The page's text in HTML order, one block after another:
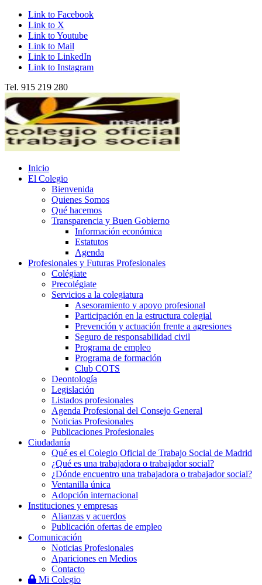
Link to Facebook
Link to X
Link to Youtube
Link to Mail
Link to LinkedIn
Link to Instagram
Tel. 915 219 280
Inicio
El Colegio
Bienvenida
Quienes Somos
Qué hacemos
Transparencia y Buen Gobierno
Información económica
Estatutos
Agenda
Profesionales y Futuras Profesionales
Colégiate
Precolégiate
Servicios a la colegiatura
Asesoramiento y apoyo profesional
Participación en la estructura colegial
Prevención y actuación frente a agresiones
Seguro de responsabilidad civil
Programa de empleo
Programa de formación
Club COTS
Deontología
Legislación
Listados profesionales
Agenda Profesional del Consejo General
Noticias Profesionales
Publicaciones Profesionales
Ciudadanía
Qué es el Colegio Oficial de Trabajo Social de Madrid
¿Qué es una trabajadora o trabajador social?
¿Dónde encuentro una trabajadora o trabajador social?
Ventanilla única
Adopción internacional
Instituciones y empresas
Alianzas y acuerdos
Publicación ofertas de empleo
Comunicación
Noticias Profesionales
Apariciones en Medios
Contacto
Mi Colegio